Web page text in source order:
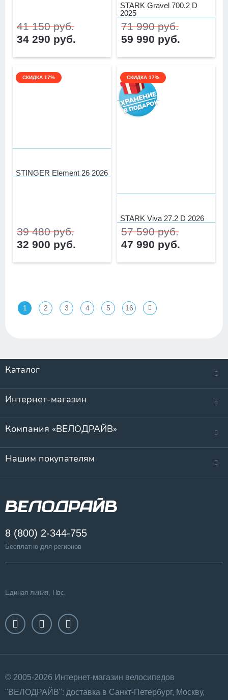
41 150 руб.
34 290 руб.
STARK Gravel 700.2 D
2025
71 990 руб.
59 990 руб.
СКИДКА 17%
STINGER Element 26 2026
39 480 руб.
32 900 руб.
СКИДКА 17%
STARK Viva 27.2 D 2026
57 590 руб.
47 990 руб.
1 2 3 4 5 16
Каталог
Интернет-магазин
Компания «ВЕЛОДРАЙВ»
Нашим покупателям
8 (800) 2-344-755
Бесплатно для регионов
Единая линия, Нвс.
© 2005-2026 Интернет-магазин велосипедов
"ВЕЛОДРАЙВ": доставка в Санкт-Петербург, Москву,